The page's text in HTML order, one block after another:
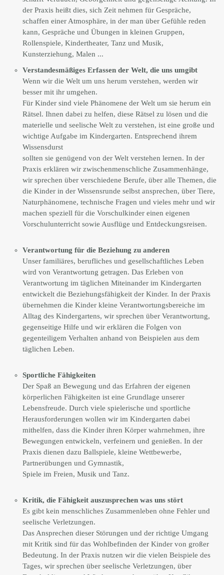
der Praxis heißt dies, sich Zeit nehmen für Gespräche,
schaffen einer Atmosphäre, in der man über Gefühle reden
kann, Gespräche und Übungen in kleinen Gruppen,
Rollenspiele, Kindertheater, Tanz und Musik,
Kunsterziehung, Malen ...
Verstandesmäßiges Erfassen der Welt, die uns umgibt
Wenn wir die Welt um uns herum verstehen, werden wir
besser mit ihr umgehen.
Für Kinder sind viele Phänomene der Welt um sie herum ein
Rätsel. Ihnen dabei zu helfen, diese Rätsel zu lösen und die
materielle und seelische Welt zu verstehen, ist eine große und
wichtige Aufgabe im Kindergarten. Entsprechend ihrem
Wissensdurst
sollten sie genügend von der Welt verstehen lernen. In der
Praxis erklären wir zwischenmenschliche Zusammenhänge,
wir sprechen über verschiedene Berufe, über alle Themen, die
die Kinder in der Wissensrunde selbst ansprechen, über Tiere,
Naturphänomene, technische Fragen und vieles mehr und wir
machen speziell für die Vorschulkinder einen eigenen
Vorschulunterricht sowie Ausflüge und Entdeckungsreisen.
Verantwortung für die Beziehung zu anderen
Unser familiäres, berufliches und gesellschaftliches Leben
wird von Verantwortung getragen. Das Erleben von
Verantwortung im täglichen Miteinander im Kindergarten
entwickelt die Beziehungsfähigkeit der Kinder. In der Praxis
übernehmen die Kinder kleine Verantwortungsbereiche im
Alltag des Kindergartens, wir sprechen über Verantwortung,
gegenseitige Hilfe und wir erklären die Folgen von
gegenteiligem Verhalten anhand von Beispielen aus dem
täglichen Leben.
Sportliche Fähigkeiten
Der Spaß an Bewegung und das Erfahren der eigenen
körperlichen Fähigkeiten ist eine Grundlage unserer
Lebensfreude. Durch viele spielerische und sportliche
Herausforderungen wollen wir im Kindergarten dabei
mithelfen, dass die Kinder ihren Körper wahrnehmen, ihre
Bewegungen entwickeln, verfeinern und genießen. In der
Praxis dienen dazu Ballspiele, kleine Wettbewerbe,
Partnerübungen und Gymnastik,
Spiele im Freien, Musik und Tanz.
Kritik, die Fähigkeit auszusprechen was uns stört
Es gibt kein menschliches Zusammenleben ohne Fehler und
seelische Verletzungen.
Das Ansprechen dieser Störungen und der richtige Umgang
mit Kritik sind für das Wohlbefinden der Kinder von großer
Bedeutung. In der Praxis nutzen wir die vielen Beispiele des
Tages, wir sprechen über seelische Verletzungen, über